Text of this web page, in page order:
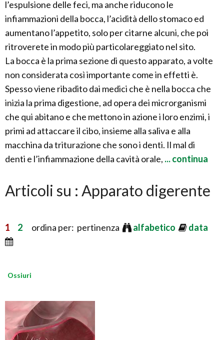
l’espulsione delle feci, ma anche riducono le
infiammazioni della bocca, l’acidità dello stomaco ed
aumentano l’appetito, solo per citarne alcuni, che poi
ritroverete in modo più particolareggiato nel sito.
La bocca è la prima sezione di questo apparato, a volte
non considerata così importante come in effetti è.
Spesso viene ribadito dai medici che è nella bocca che
inizia la prima digestione, ad opera dei microrganismi
che qui abitano e che mettono in azione i loro enzimi, i
primi ad attaccare il cibo, insieme alla saliva e alla
macchina da triturazione che sono i denti. Il mal di
denti e l’infiammazione della cavità orale, ... continua
Articoli su : Apparato digerente
1 2 ordina per: pertinenza alfabetico data
Ossiuri